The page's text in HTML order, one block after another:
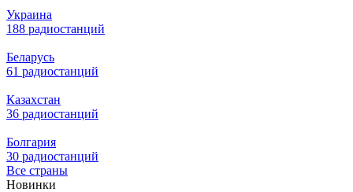
Украина
188 радиостанций
Беларусь
61 радиостанций
Казахстан
36 радиостанций
Болгария
30 радиостанций
Все страны
Новинки